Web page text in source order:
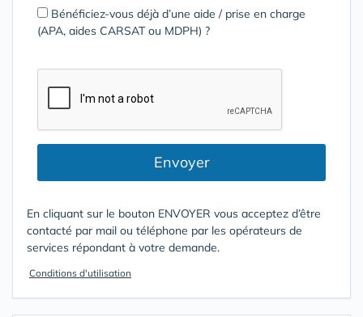
Bénéficiez-vous déjà d’une aide / prise en charge
(APA, aides CARSAT ou MDPH) ?
Envoyer
En cliquant sur le bouton ENVOYER vous acceptez d’être
contacté par mail ou téléphone par les opérateurs de
services répondant à votre demande.
Conditions d'utilisation